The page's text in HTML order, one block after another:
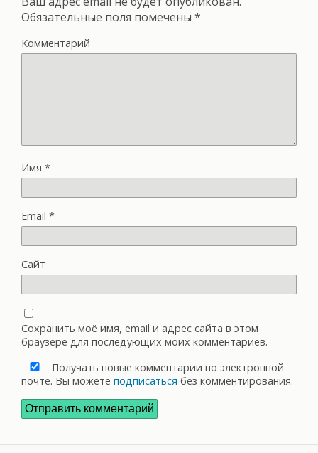
Обязательные поля помечены *
Комментарий
Имя *
Email *
Сайт
Сохранить моё имя, email и адрес сайта в этом
браузере для последующих моих комментариев.
Получать новые комментарии по электронной
почте. Вы можете подписаться без комментирования.